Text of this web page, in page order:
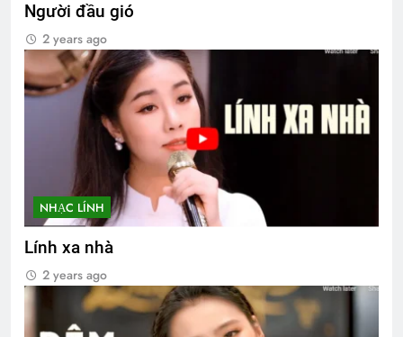
Người đầu gió
2 years ago
NHẠC LÍNH
Lính xa nhà
2 years ago